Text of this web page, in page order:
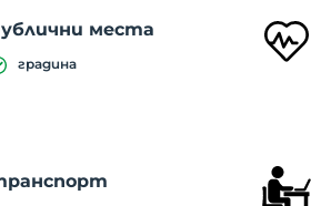
места
градина